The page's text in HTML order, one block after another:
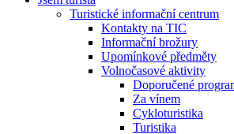
Turistické informační centrum
Kontakty na TIC
Informační brožury
Upomínkové předměty
Volnočasové aktivity
Doporučené
Za vínem
Cykloturistika
Turistika